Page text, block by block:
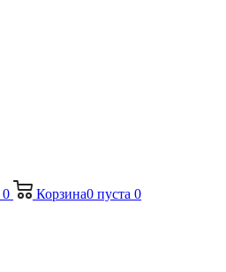
0 Корзина0 пуста 0